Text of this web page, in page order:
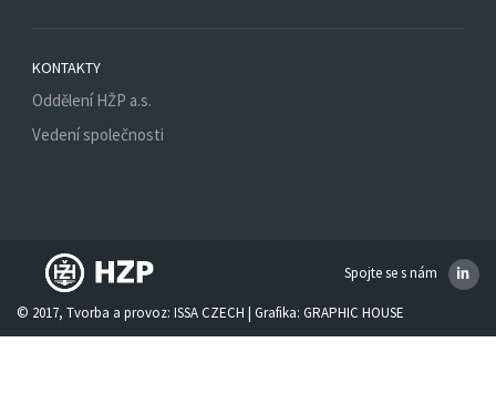
KONTAKTY
Oddělení HŽP a.s.
Vedení společnosti
Spojte se s nám
© 2017, Tvorba a provoz: ISSA CZECH | Grafika: GRAPHIC HOUSE